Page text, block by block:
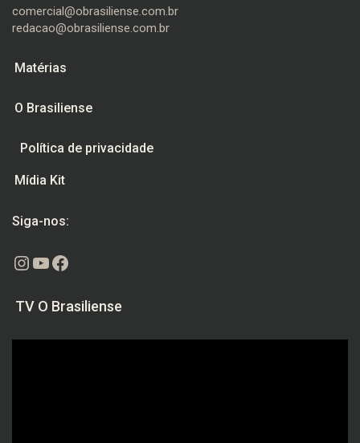
comercial@obrasiliense.com.br
redacao@obrasiliense.com.br
Matérias
O Brasiliense
Política de privacidade
Mídia Kit
Siga-nos:
Instagram
Youtube
Facebook
TV O Brasiliense